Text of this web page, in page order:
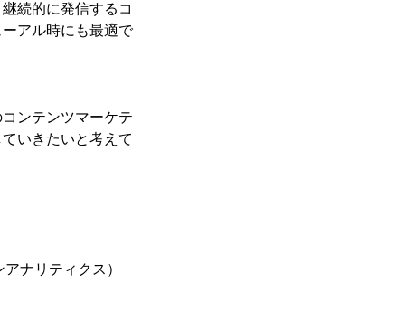
続的に発信するコ
アル時にも最適で
ンテンツマーケテ
いきたいと考えて
リティクス）